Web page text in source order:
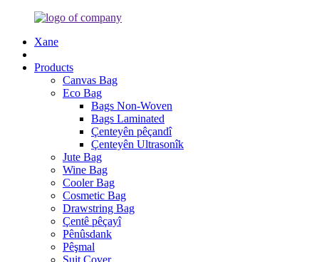
Xane
Products
Canvas Bag
Eco Bag
Bags Non-Woven
Bags Laminated
Çenteyên pêçandî
Çenteyên Ultrasonîk
Jute Bag
Wine Bag
Cooler Bag
Cosmetic Bag
Drawstring Bag
Çentê pêçayî
Pênûsdank
Pêşmal
Suit Cover